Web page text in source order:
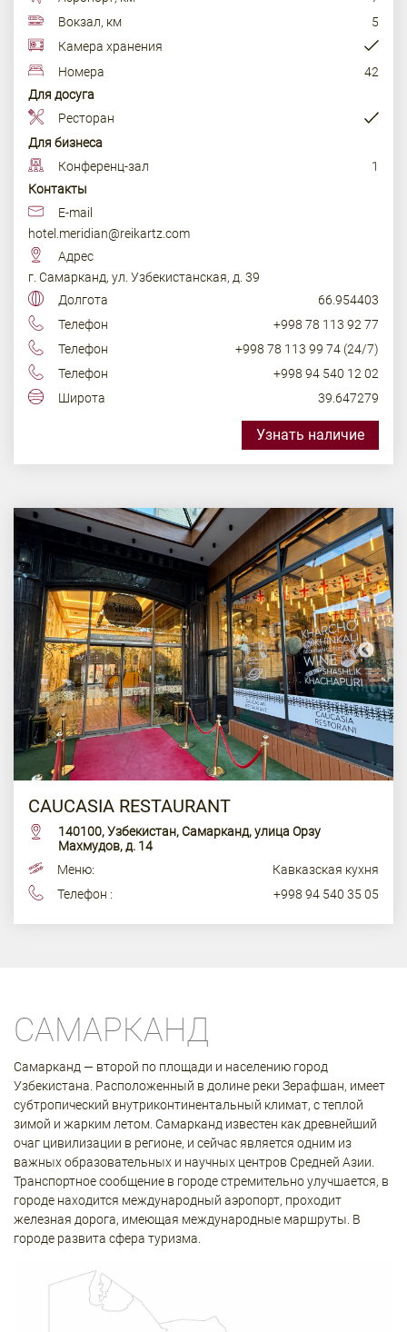
Вокзал, км
5
Камера хранения
Номера
42
Для досуга
Ресторан
Для бизнеса
Конференц-зал
1
Контакты
E-mail
hotel.meridian@reikartz.com
Адрес
г. Самарканд, ул. Узбекистанская, д. 39
Долгота
66.954403
Телефон
+998 78 113 92 77
Телефон
+998 78 113 99 74 (24/7)
Телефон
+998 94 540 12 02
Широта
39.647279
Узнать наличие
CAUCASIA RESTAURANT
140100, Узбекистан, Самарканд, улица Орзу
Махмудов, д. 14
Меню:
Кавказская кухня
Телефон :
+998 94 540 35 05
САМАРКАНД
Самарканд — второй по площади и населению город
Узбекистана. Расположенный в долине реки Зерафшан, имеет
субтропический внутриконтинентальный климат, с теплой
зимой и жарким летом. Самарканд известен как древнейший
очаг цивилизации в регионе, и сейчас является одним из
важных образовательных и научных центров Средней Азии.
Транспортное сообщение в городе стремительно улучшается, в
городе находится международный аэропорт, проходит
железная дорога, имеющая международные маршруты. В
городе развита сфера туризма.